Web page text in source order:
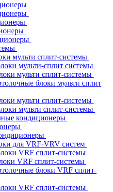
мульти сплит-системы
мульти-сплит системы
мульти сплит-системы
блоки мульти сплит
мульти сплит-системы
мульти сплит-системы
кондиционеры
для VRF-VRV систем
VRF сплит-системы
VRF сплит-системы
блоки VRF сплит-
VRF сплит-системы